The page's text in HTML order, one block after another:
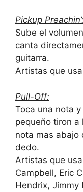
Pickup Preachin’:
Sube el
canta
guitarra.
Artistas que
Pull-Off:
Toca una nota
pequeño tiron a
nota mas abajo
dedo.
Artistas que
Campbell, Eric
Hendrix, Jimmy